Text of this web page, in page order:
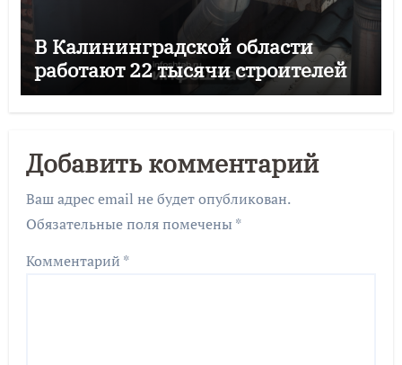
В Калининградской области
работают 22 тысячи строителей
Добавить комментарий
Ваш адрес email не будет опубликован.
Обязательные поля помечены *
Комментарий *